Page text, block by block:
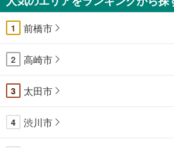
1 前橋市
2 高崎市
3 太田市
4 渋川市